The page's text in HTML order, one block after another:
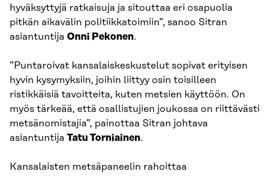
hyväksyttyjä ratkaisuja ja sitouttaa eri osapuolia
pitkän aikavälin politiikkatoimiin”, sanoo Sitran
asiantuntija Onni Pekonen.
”Puntaroivat kansalaiskeskustelut sopivat erityisen
hyvin kysymyksiin, joihin liittyy osin toisilleen
ristikkäisiä tavoitteita, kuten metsien käyttöön. On
myös tärkeää, että osallistujien joukossa on riittävästi
metsänomistajia”, painottaa Sitran johtava
asiantuntija Tatu Torniainen.
Kansalaisten metsäpaneelin rahoittaa